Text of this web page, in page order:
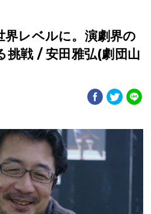
界レベルに。演劇界の
挑戦 / 安田雅弘(劇団山